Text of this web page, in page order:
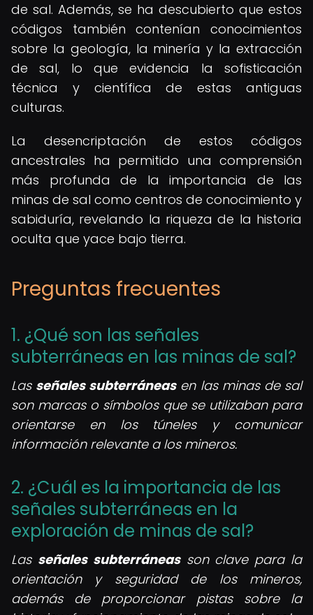
de sal. Además, se ha descubierto que estos
códigos también contenían conocimientos
sobre la geología, la minería y la extracción
de sal, lo que evidencia la sofisticación
técnica y científica de estas antiguas
culturas.
La desencriptación de estos códigos
ancestrales ha permitido una comprensión
más profunda de la importancia de las
minas de sal como centros de conocimiento y
sabiduría, revelando la riqueza de la historia
oculta que yace bajo tierra.
Preguntas frecuentes
1. ¿Qué son las señales
subterráneas en las minas de sal?
Las señales subterráneasen las minas de sal
son marcas o símbolos que se utilizaban para
orientarse en los túneles y comunicar
información relevante a los mineros.
2. ¿Cuál es la importancia de las
señales subterráneas en la
exploración de minas de sal?
Las señales subterráneasson clave para la
orientación y seguridad de los mineros,
además de proporcionar pistas sobre la